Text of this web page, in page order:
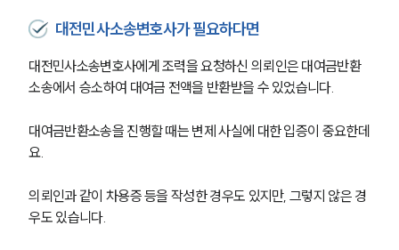
대전민사소송변호사가 필요하다면
대전민사소송변호사에게 조력을 요청하신 의뢰인은 대여금반환
소송에서 승소하여 대여금 전액을 반환받을 수 있었습니다.
대여금반환소송을 진행할 때는 변제 사실에 대한 입증이 중요한데
요.
의뢰인과 같이 차용증 등을 작성한 경우도 있지만, 그렇지 않은 경
우도 있습니다.